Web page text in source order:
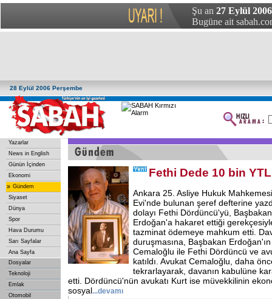
Şu an 27 Eylül
Bugüne ait
28 Eylül 2006 Perşembe
Yazarlar
News in English
Günün İçinden
Ekonomi
» Gündem
Siyaset
Dünya
Spor
Hava Durumu
Sarı Sayfalar
Ana Sayfa
Dosyalar
Teknoloji
Emlak
Otomobil
Fethi Dede 10 bin
Ankara 25. Asliye Hukuk
Evi'nde bulunan şeref defterine
dolayı Fethi Dördüncü'yü,
Erdoğan'a hakaret ettiği
tazminat ödemeye mahkum etti.
duruşmasına, Başbakan
Cemaloğlu ile Fethi Dördüncü ve
katıldı. Avukat Cemaloğlu, daha
tekrarlayarak, davanın kabulüne
etti. Dördüncü'nün avukatı Kurt ise müvekkilinin
sosyal...devamı